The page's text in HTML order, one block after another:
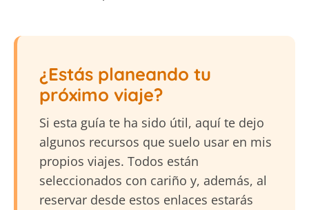
¿Estás planeando tu
próximo viaje?
Si esta guía te ha sido útil, aquí te dejo
algunos recursos que suelo usar en mis
propios viajes. Todos están
seleccionados con cariño y, además, al
reservar desde estos enlaces estarás